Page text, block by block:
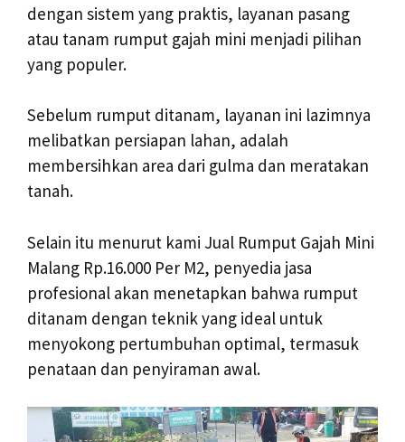
dengan sistem yang praktis, layanan pasang
atau tanam rumput gajah mini menjadi pilihan
yang populer.
Sebelum rumput ditanam, layanan ini lazimnya
melibatkan persiapan lahan, adalah
membersihkan area dari gulma dan meratakan
tanah.
Selain itu menurut kami Jual Rumput Gajah Mini
Malang Rp.16.000 Per M2, penyedia jasa
profesional akan menetapkan bahwa rumput
ditanam dengan teknik yang ideal untuk
menyokong pertumbuhan optimal, termasuk
penataan dan penyiraman awal.